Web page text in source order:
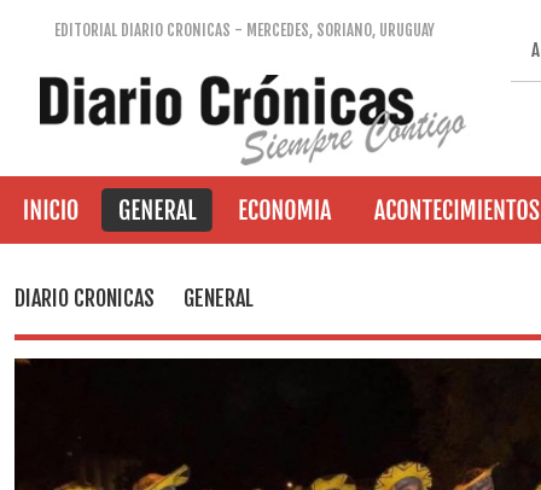
EDITORIAL DIARIO CRONICAS - MERCEDES, SORIANO, URUGUAY
DIARIO CRONICAS GENERAL